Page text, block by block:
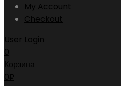
My Account
Checkout
User Login
0
Корзина
0₽